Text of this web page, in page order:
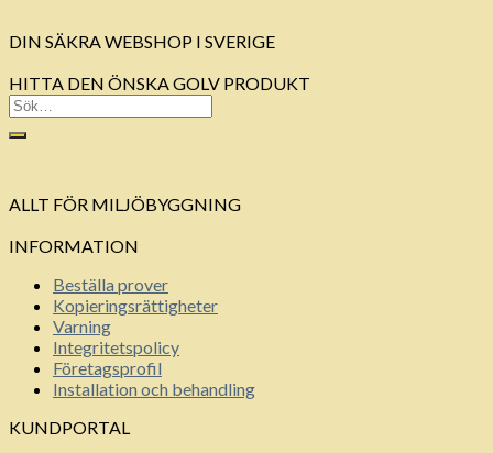
DIN SÄKRA WEBSHOP I SVERIGE
HITTA DEN ÖNSKA GOLV PRODUKT
ALLT FÖR MILJÖBYGGNING
INFORMATION
Beställa prover
Kopieringsrättigheter
Varning
Integritetspolicy
Företagsprofil
Installation och behandling
KUNDPORTAL